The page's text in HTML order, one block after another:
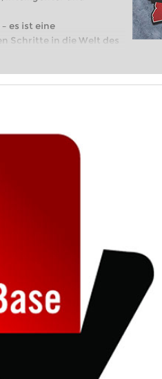
es ist eine
Schritte in die Welt des
spielen: Mit